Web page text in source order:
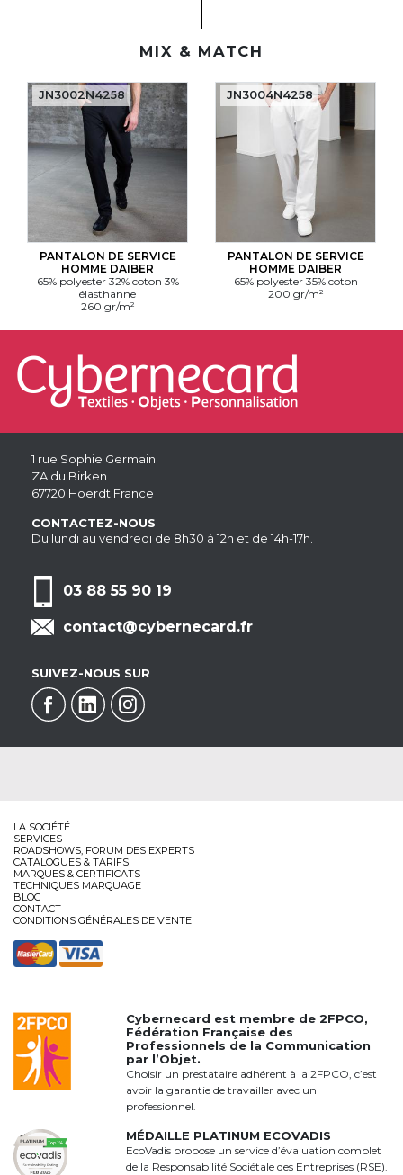
MIX & MATCH
PANTALON DE SERVICE
HOMME DAIBER
65% polyester 32% coton 3%
élasthanne
260 gr/m²
JN3002N4258
PANTALON DE SERVICE
HOMME DAIBER
65% polyester 35% coton
200 gr/m²
JN3004N4258
1 rue Sophie Germain
ZA du Birken
67720 Hoerdt France
CONTACTEZ-NOUS
Du lundi au vendredi de 8h30 à 12h et de 14h-17h.
03 88 55 90 19
contact@cybernecard.fr
SUIVEZ-NOUS SUR
LA SOCIÉTÉ
SERVICES
ROADSHOWS, FORUM DES EXPERTS
CATALOGUES & TARIFS
MARQUES & CERTIFICATS
TECHNIQUES MARQUAGE
BLOG
CONTACT
CONDITIONS GÉNÉRALES DE VENTE
Cybernecard est membre de2FPCO,
Fédération Française des
Professionnels de la Communication
par l’Objet.
Choisir un prestataire adhérent à la 2FPCO, c’est
avoir la garantie de travailler avec un
professionnel.
MÉDAILLE PLATINUM ECOVADIS
EcoVadis propose un service d’évaluation complet
de la Responsabilité Sociétale des Entreprises (RSE).